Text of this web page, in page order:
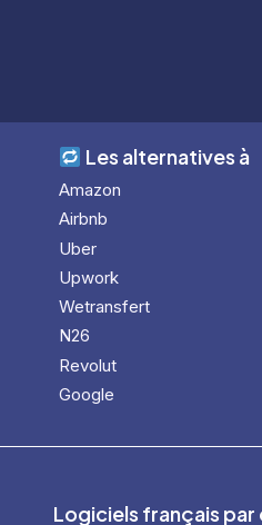
Les alternatives à
Amazon
Airbnb
Uber
Upwork
Wetransfert
N26
Revolut
Google
Logiciels français